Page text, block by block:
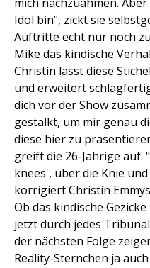
Idol bin", zickt sie
Auftritte echt nur noch
Mike das kindische
Christin lässt diese
und erweitert
dich vor der Show
gestalkt, um mir genau
diese hier zu
greift die 26-Jährige auf.
knees', über die Knie
korrigiert Christin
Ob das kindische
jetzt durch jedes
der nächsten Folge
Reality-Sternchen ja